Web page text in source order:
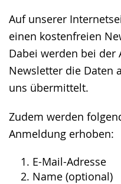
Auf unserer
einen kostenfreien
Dabei werden bei der
Newsletter die Daten
uns übermittelt.
Zudem werden
Anmeldung erhoben:
E-Mail-Adresse
Name (optional)
wird
angezeigt.